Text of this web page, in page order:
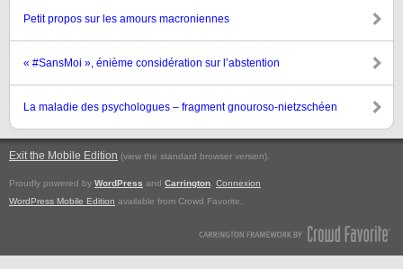
Petit propos sur les amours macroniennes
« #SansMoi », énième considération sur l’abstention
La maladie des psychologues – fragment gnouroso-nietzschéen
Exit the Mobile Edition (view the standard browser version).
Proudly powered by WordPress and Carrington Connexion
WordPress Mobile Edition available from Crowd Favorite.